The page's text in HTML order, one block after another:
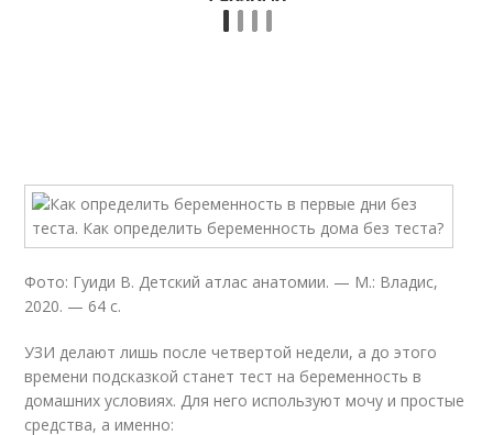
Фото: Гуиди В. Детский атлас анатомии. — М.: Владис,
2020. — 64 с.
УЗИ делают лишь после четвертой недели, а до этого
времени подсказкой станет тест на беременность в
домашних условиях. Для него используют мочу и простые
средства, а именно: